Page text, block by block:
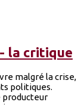
la critique
malgré la crise,
politiques.
producteur